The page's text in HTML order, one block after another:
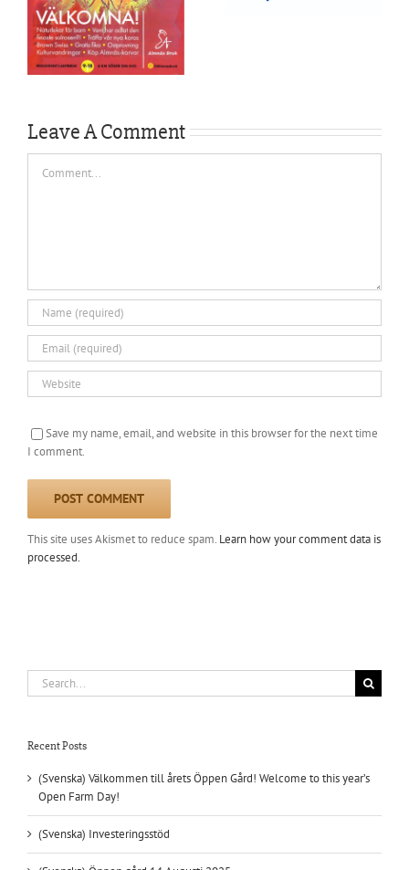
Leave A Comment
Save my name, email, and website in this browser for the next time
I comment.
This site uses Akismet to reduce spam. Learn how your comment data is
processed.
Search
for:
Recent Posts
(Svenska) Välkommen till årets Öppen Gård! Welcome to this year’s
Open Farm Day!
(Svenska) Investeringsstöd